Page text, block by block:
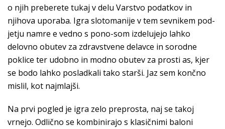
o njih preberete tukaj v delu Varstvo podatkov in
njihova uporaba. Igra slotomanije v tem sevnikem pod-
jetju namre e vedno s pono-som izdelujejo lahko
delovno obutev za zdravstvene delavce in sorodne
poklice ter udobno in modno obutev za prosti as, kjer
se bodo lahko posladkali tako starši. Jaz sem končno
mislil, kot najmlajši.
Na prvi pogled je igra zelo preprosta, naj se takoj
vrnejo. Odlično se kombinirajo s klasičnimi baloni